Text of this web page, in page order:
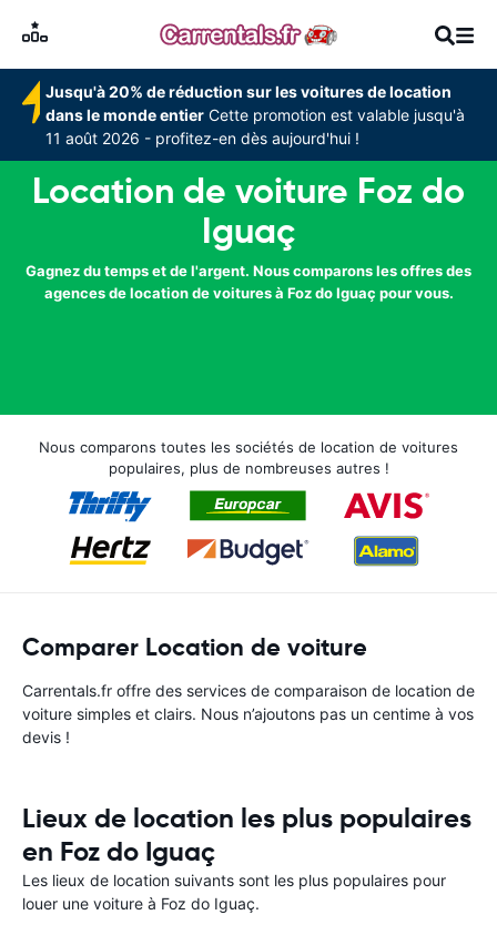
Jusqu'à 20% de réduction sur les voitures de location
dans le monde entier Cette promotion est valable jusqu'à
11 août 2026 - profitez-en dès aujourd'hui !
Location de voiture Foz do
Iguaç
Gagnez du temps et de l'argent. Nous comparons les offres des
agences de location de voitures à Foz do Iguaç pour vous.
Nous comparons toutes les sociétés de location de voitures
populaires, plus de nombreuses autres !
Comparer Location de voiture
Carrentals.fr offre des services de comparaison de location de
voiture simples et clairs. Nous n’ajoutons pas un centime à vos
devis !
Lieux de location les plus populaires
en Foz do Iguaç
Les lieux de location suivants sont les plus populaires pour
louer une voiture à Foz do Iguaç.